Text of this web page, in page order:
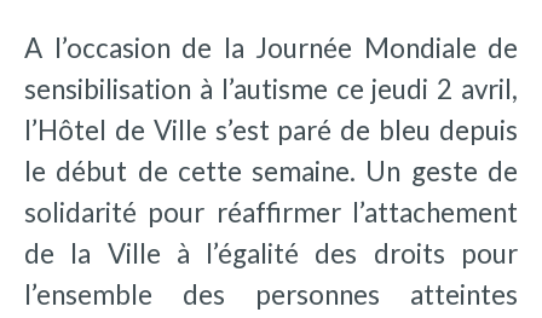
A l’occasion de la Journée Mondiale de
sensibilisation à l’autisme ce jeudi 2 avril,
l’Hôtel de Ville s’est paré de bleu depuis
le début de cette semaine. Un geste de
solidarité pour réaffirmer l’attachement
de la Ville à l’égalité des droits pour
l’ensemble des personnes atteintes